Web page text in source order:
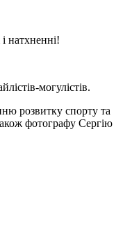
натхненні!
могулістів.
розвитку спорту та
фотографу Сергію